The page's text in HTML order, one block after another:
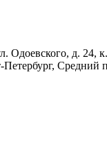
Одоевского, д. 24,
Петербург,